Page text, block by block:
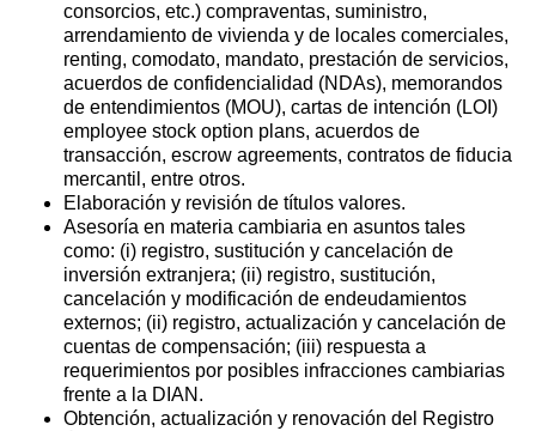
consorcios, etc.) compraventas, suministro,
arrendamiento de vivienda y de locales comerciales,
renting, comodato, mandato, prestación de servicios,
acuerdos de confidencialidad (NDAs), memorandos
de entendimientos (MOU), cartas de intención (LOI)
employee stock option plans, acuerdos de
transacción, escrow agreements, contratos de fiducia
mercantil, entre otros.
Elaboración y revisión de títulos valores.
Asesoría en materia cambiaria en asuntos tales
como: (i) registro, sustitución y cancelación de
inversión extranjera; (ii) registro, sustitución,
cancelación y modificación de endeudamientos
externos; (ii) registro, actualización y cancelación de
cuentas de compensación; (iii) respuesta a
requerimientos por posibles infracciones cambiarias
frente a la DIAN.
Obtención, actualización y renovación del Registro